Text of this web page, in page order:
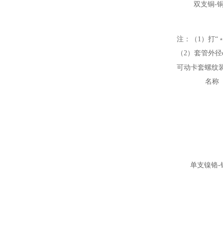
双支铜-
注：（1）打
（2）套管外
可动卡套螺纹
名称
单支镍铬-